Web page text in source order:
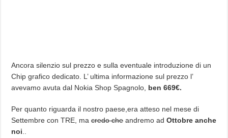
Ancora silenzio sul prezzo e sulla eventuale introduzione di un
Chip grafico dedicato. L’ ultima informazione sul prezzo l’
avevamo avuta dal Nokia Shop Spagnolo, ben 669€.
Per quanto riguarda il nostro paese,era atteso nel mese di
Settembre con TRE, macredo cheandremo adOttobre anche
noi